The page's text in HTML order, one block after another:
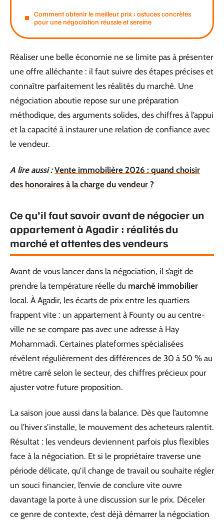
Comment obtenir le meilleur prix : astuces concrètes
pour une négociation réussie et sereine
Réaliser une belle économie ne se limite pas à présenter
une offre alléchante : il faut suivre des étapes précises et
connaître parfaitement les réalités du marché. Une
négociation aboutie repose sur une préparation
méthodique, des arguments solides, des chiffres à l’appui
et la capacité à instaurer une relation de confiance avec
le vendeur.
A lire aussi : Vente immobilière 2026 : quand choisir
des honoraires à la charge du vendeur ?
Ce qu’il faut savoir avant de négocier un
appartement à Agadir : réalités du
marché et attentes des vendeurs
Avant de vous lancer dans la négociation, il s’agit de
prendre la température réelle du marché immobilier
local. À Agadir, les écarts de prix entre les quartiers
frappent vite : un appartement à Founty ou au centre-
ville ne se compare pas avec une adresse à Hay
Mohammadi. Certaines plateformes spécialisées
révèlent régulièrement des différences de 30 à 50 % au
mètre carré selon le secteur, des chiffres précieux pour
ajuster votre future proposition.
La saison joue aussi dans la balance. Dès que l’automne
ou l’hiver s’installe, le mouvement des acheteurs ralentit.
Résultat : les vendeurs deviennent parfois plus flexibles
face à la négociation. Et si le propriétaire traverse une
période délicate, qu’il change de travail ou souhaite régler
un souci financier, l’envie de conclure vite ouvre
davantage la porte à une discussion sur le prix. Déceler
ce genre de contexte, c’est déjà démarrer la négociation